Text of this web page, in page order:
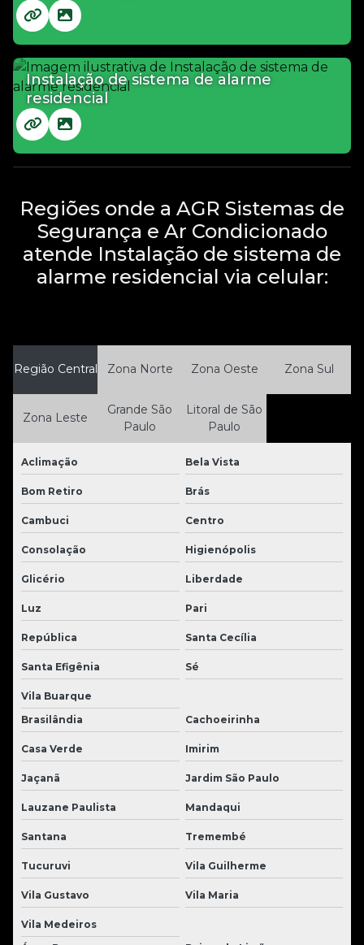
Instalação de sistema de alarme
residencial
Regiões onde a AGR Sistemas de
Segurança e Ar Condicionado
atende Instalação de sistema de
alarme residencial via celular:
Região Central Zona Norte Zona Oeste Zona Sul
Zona Leste
Grande São
Paulo
Litoral de São
Paulo
Aclimação Bela Vista
Bom Retiro Brás
Cambuci Centro
Consolação Higienópolis
Glicério Liberdade
Luz Pari
República Santa Cecília
Santa Efigênia Sé
Vila Buarque
Brasilândia
Cachoeirinha
Casa Verde Imirim
Jaçanã Jardim São Paulo
Lauzane Paulista Mandaqui
Santana Tremembé
Tucuruvi Vila Guilherme
Vila Gustavo Vila Maria
Vila Medeiros